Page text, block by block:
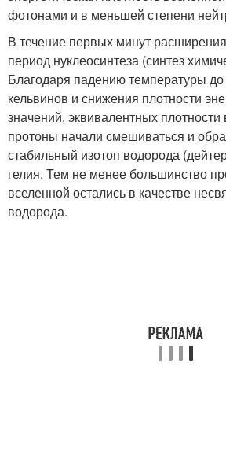
фотонами и в меньшей степени
В течение первых минут
период нуклеосинтеза (синтез
Благодаря падению температуры
кельвинов и снижения плотности
значений, эквивалентных
протоны начали смешиваться и
стабильный изотоп водорода
гелия. Тем не менее большинство
вселенной остались в качестве
водорода.